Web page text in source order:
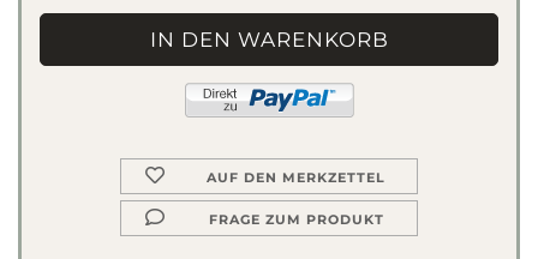
AUF DEN MERKZETTEL
FRAGE ZUM PRODUKT